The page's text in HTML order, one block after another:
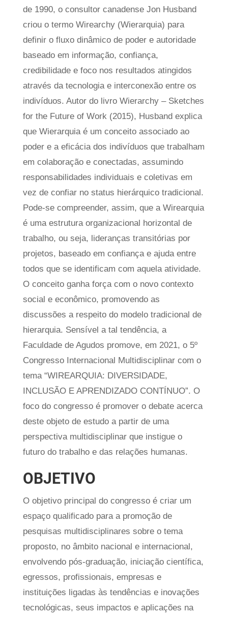
de 1990, o consultor canadense Jon Husband
criou o termo Wirearchy (Wierarquia) para
definir o fluxo dinâmico de poder e autoridade
baseado em informação, confiança,
credibilidade e foco nos resultados atingidos
através da tecnologia e interconexão entre os
indivíduos. Autor do livro Wierarchy – Sketches
for the Future of Work (2015), Husband explica
que Wierarquia é um conceito associado ao
poder e a eficácia dos indivíduos que trabalham
em colaboração e conectadas, assumindo
responsabilidades individuais e coletivas em
vez de confiar no status hierárquico tradicional.
Pode-se compreender, assim, que a Wirearquia
é uma estrutura organizacional horizontal de
trabalho, ou seja, lideranças transitórias por
projetos, baseado em confiança e ajuda entre
todos que se identificam com aquela atividade.
O conceito ganha força com o novo contexto
social e econômico, promovendo as
discussões a respeito do modelo tradicional de
hierarquia. Sensível a tal tendência, a
Faculdade de Agudos promove, em 2021, o 5º
Congresso Internacional Multidisciplinar com o
tema “WIREARQUIA: DIVERSIDADE,
INCLUSÃO E APRENDIZADO CONTÍNUO”. O
foco do congresso é promover o debate acerca
deste objeto de estudo a partir de uma
perspectiva multidisciplinar que instigue o
futuro do trabalho e das relações humanas.
OBJETIVO
O objetivo principal do congresso é criar um
espaço qualificado para a promoção de
pesquisas multidisciplinares sobre o tema
proposto, no âmbito nacional e internacional,
envolvendo pós-graduação, iniciação científica,
egressos, profissionais, empresas e
instituições ligadas às tendências e inovações
tecnológicas, seus impactos e aplicações na